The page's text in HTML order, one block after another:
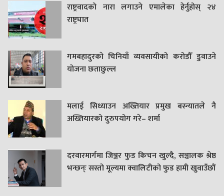
राष्ट्रवादको नारा लगाउने एमालेका हेर्नुहोस् २४
राष्ट्रघात
गमबहादुरकाे चिनियाँ व्यवसायीको करोडौँ डुवाउने
याेजना छताछुल्ल
मलाई सिध्याउन अख्तियार प्रमुख बस्न्यातले नै
अख्तियारको दुरुपयोग गरे– शर्मा
दरवारमार्गमा जिञ्जर फुड किचन खुल्दै, सञ्चालक श्रेष्ठ
भन्छन्ः सस्तो मूल्यमा क्वालिटीको फुड हामी खुवाउँछौं